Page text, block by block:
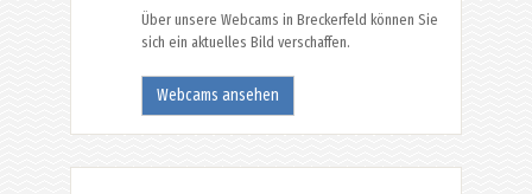
Über unsere Webcams in Breckerfeld können Sie
sich ein aktuelles Bild verschaffen.
Webcams ansehen